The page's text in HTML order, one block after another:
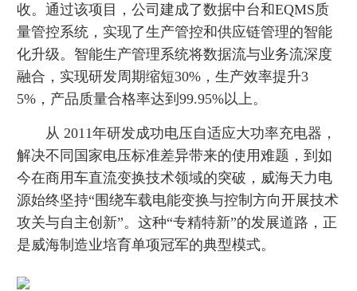
收。通过该项目，公司建成了数据中台和EQMS质
量管控系统，实现了生产管控和供应链管理的智能
化升级。智能生产管理系统将数据流与业务流深度
融合，实现研发周期缩短30%，生产效率提升3
5%，产品质量合格率达到99.95%以上。
从 2011年研发成功电压自适应大功率充电器，
解决不同国家电压标准差异带来的使用难题，到如
今在商用车直流变换技术领域的突破，威海天力电
源始终坚持“围绕车载电能变换与控制方向开展技术
攻关与自主创新”。这种“专精特新”的发展道路，正
是威海制造业培育单项冠军的典型模式。